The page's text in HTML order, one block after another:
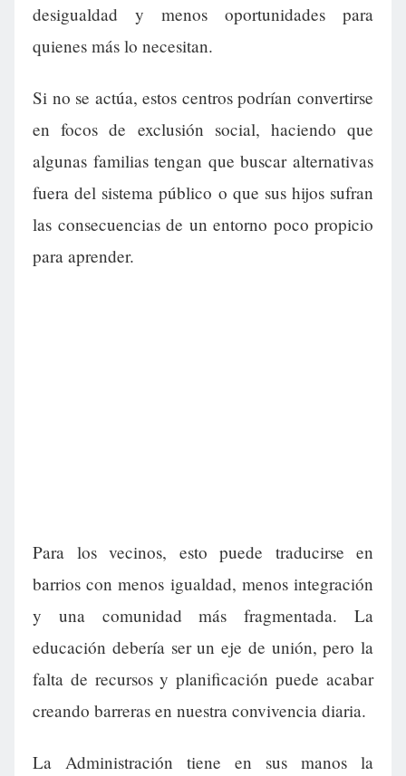
desigualdad y menos oportunidades para
quienes más lo necesitan.
Si no se actúa, estos centros podrían convertirse
en focos de exclusión social, haciendo que
algunas familias tengan que buscar alternativas
fuera del sistema público o que sus hijos sufran
las consecuencias de un entorno poco propicio
para aprender.
Para los vecinos, esto puede traducirse en
barrios con menos igualdad, menos integración
y una comunidad más fragmentada. La
educación debería ser un eje de unión, pero la
falta de recursos y planificación puede acabar
creando barreras en nuestra convivencia diaria.
La Administración tiene en sus manos la